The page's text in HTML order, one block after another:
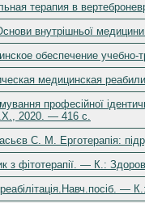
терапия в
внутрішньої
обеспечение
медицинская
професійної
2020. — 416 с.
С. М. Ерготерапія:
з фітотерапії. — К.:
—